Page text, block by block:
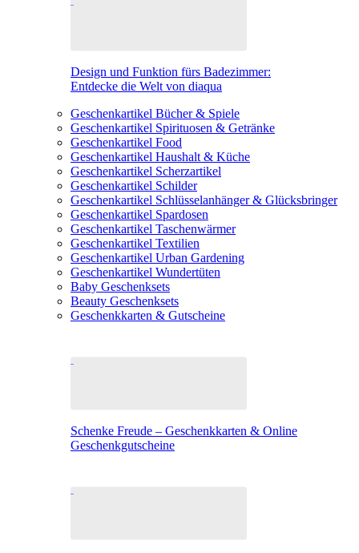
Design und Funktion fürs Badezimmer:
Entdecke die Welt von diaqua
Geschenkartikel Bücher & Spiele
Geschenkartikel Spirituosen & Getränke
Geschenkartikel Food
Geschenkartikel Haushalt & Küche
Geschenkartikel Scherzartikel
Geschenkartikel Schilder
Geschenkartikel Schlüsselanhänger & Glücksbringer
Geschenkartikel Spardosen
Geschenkartikel Taschenwärmer
Geschenkartikel Textilien
Geschenkartikel Urban Gardening
Geschenkartikel Wundertüten
Baby Geschenksets
Beauty Geschenksets
Geschenkkarten & Gutscheine
Schenke Freude – Geschenkkarten & Online
Geschenkgutscheine